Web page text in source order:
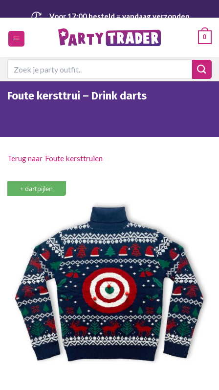
naar
inhoud
Voor 17:00 besteld = vandaag verzonden
Veiligen achteraf betalen 0
Foute kersttrui – Drink darts
Foute kersttruien
+ dartpijlen